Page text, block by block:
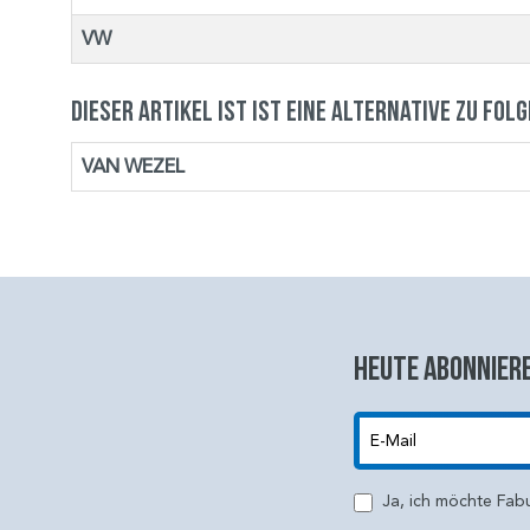
VW
Dieser Artikel ist ist eine Alternative zu
VAN WEZEL
Heute
Ja, ich möchte